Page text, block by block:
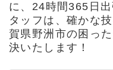
に、24時間365日
タッフは、確かな
賀県野洲市の困っ
決いたします！